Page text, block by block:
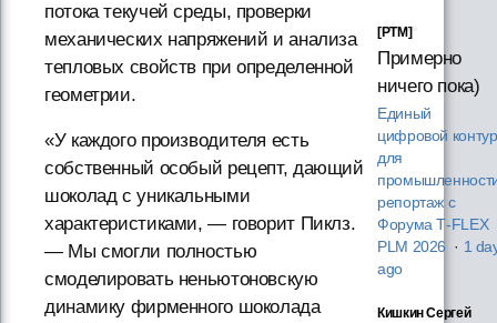
потока текучей среды, проверки
механических напряжений и анализа
тепловых свойств при определенной
геометрии.
«У каждого производителя есть
собственный особый рецепт, дающий
шоколад с уникальными
характеристиками, — говорит Пиклз.
— Мы смогли полностью
смоделировать неньютоновскую
динамику фирменного шоколада
[PTM]
Примерно
ничего пока)
Единый
цифровой контур
для
репортаж с
Форума T‑FLEX
PLM 2026 · 1
ago
Кишкин Сергей